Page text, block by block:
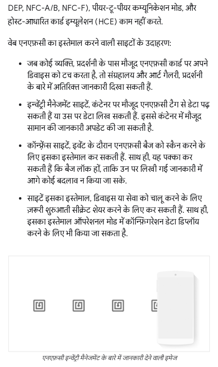
DEP, NFC-A/B, NFC-F), पीयर-टू-पीयर कम्यूनिकेशन मोड, और
होस्ट-आधारित कार्ड इम्यूलेशन (HCE) काम नहीं करते.
वेब एनएफ़सी का इस्तेमाल करने वाली साइटों के उदाहरण:
जब कोई व्यक्ति, प्रदर्शनी के पास मौजूद एनएफ़सी कार्ड पर अपने
डिवाइस को टच करता है, तो संग्रहालय और आर्ट गैलरी, प्रदर्शनी
के बारे में अतिरिक्त जानकारी दिखा सकती हैं.
इन्वेंट्री मैनेजमेंट साइटें, कंटेनर पर मौजूद एनएफ़सी टैग से डेटा पढ़
सकती हैं या उस पर डेटा लिख सकती हैं. इससे कंटेनर में मौजूद
सामान की जानकारी अपडेट की जा सकती है.
कॉन्फ़्रेंस साइटें, इवेंट के दौरान एनएफ़सी बैज को स्कैन करने के
लिए इसका इस्तेमाल कर सकती हैं. साथ ही, यह पक्का कर
सकती हैं कि बैज लॉक हों, ताकि उन पर लिखी गई जानकारी में
आगे कोई बदलाव न किया जा सके.
साइटें इसका इस्तेमाल, डिवाइस या सेवा को चालू करने के लिए
ज़रूरी शुरुआती सीक्रेट शेयर करने के लिए कर सकती हैं. साथ ही,
इसका इस्तेमाल ऑपरेशनल मोड में कॉन्फ़िगरेशन डेटा डिप्लॉय
करने के लिए भी किया जा सकता है.
एनएफ़सी इन्वेंट्री मैनेजमेंट के बारे में जानकारी देने वाली इमेज